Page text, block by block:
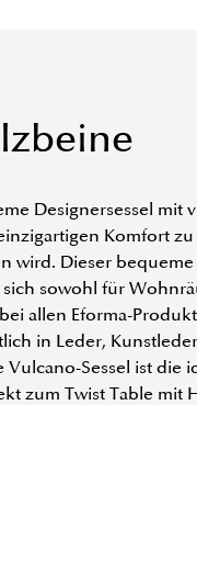
Designersessel mit
Komfort
wird. Dieser
sowohl für
allen Eforma-
in Leder,
Sessel ist die
zum Twist Table mit